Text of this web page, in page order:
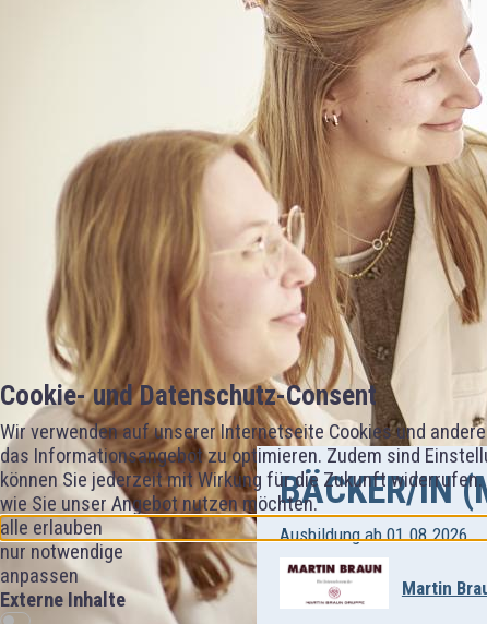
Cookie- und Datenschutz-Consent
Wir verwenden auf unserer Internetseite Cookies und
das Informationsangebot zu optimieren. Zudem sind
können Sie jederzeit mit Wirkung für die Zukunft
wie Sie unser Angebot nutzen möchten.
alle erlauben
nur notwendige
anpassen
Externe Inhalte
BÄCKER/IN
Ausbildung ab 01.08.2026
Martin